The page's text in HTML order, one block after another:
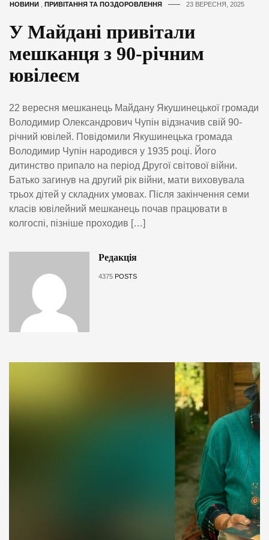
НОВИНИ ПРИВІТАННЯ ТА ПОЗДОРОВЛЕННЯ 23 ВЕРЕСНЯ, 2025
У Майдані привітали
мешканця з 90-річним
ювілеєм
22 вересня мешканець Майдану Якушинецької громади
Володимир Олександрович Чупін відзначив свій 90-
річний ювілей. Повідомили Якушинецька громада
Володимир Чупін народився у 1935 році. Його
дитинство припало на період Другої світової війни.
Батько загинув на другий рік війни, мати виховувала
трьох дітей у складних умовах. Після закінчення семи
класів ювілейний мешканець почав працювати в
колгоспі, пізніше проходив […]
Редакція
4375 POSTS